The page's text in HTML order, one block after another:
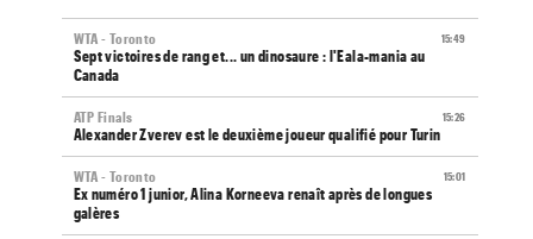
15:49
WTA - Toronto
Sept victoires de rang et... un dinosaure : l'Eala-mania au
Canada
15:26
ATP Finals
Alexander Zverev est le deuxième joueur qualifié pour Turin
15:01
WTA - Toronto
Ex numéro 1 junior, Alina Korneeva renaît après de longues
galères